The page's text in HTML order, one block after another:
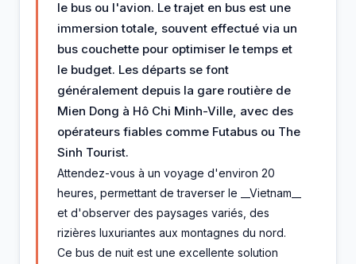
le bus ou l'avion. Le trajet en bus est une
immersion totale, souvent effectué via un
bus couchette pour optimiser le temps et
le budget. Les départs se font
généralement depuis la gare routière de
Mien Dong à Hô Chi Minh-Ville, avec des
opérateurs fiables comme Futabus ou The
Sinh Tourist.
Attendez-vous à un voyage d'environ 20
heures, permettant de traverser le __Vietnam__
et d'observer des paysages variés, des
rizières luxuriantes aux montagnes du nord.
Ce bus de nuit est une excellente solution